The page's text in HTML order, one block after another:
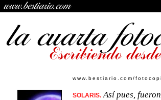
www.bestiario.com/
SOLARIS. Así pues,